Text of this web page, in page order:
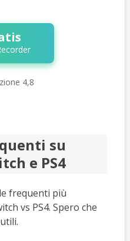
4,8
su
e PS4
frequenti più
vs PS4. Spero che